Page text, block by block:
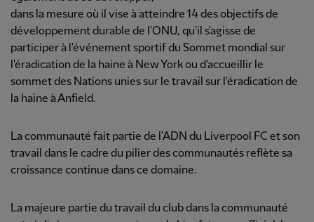
dans la mesure où il vise à atteindre 14 des objectifs de
développement durable de l'ONU, qu'il s'agisse de
participer à l'événement sportif du Sommet mondial sur
l'éradication de la haine à New York ou d'accueillir le
sommet des Nations unies sur le travail sur l'éradication de
la haine à Anfield.
La communauté fait partie de l'ADN du Liverpool FC et son
travail dans le cadre du pilier des communautés reflète sa
croissance continue dans ce domaine.
La majeure partie du travail du club dans la communauté